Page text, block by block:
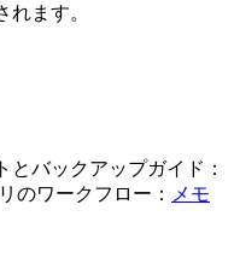
ます。
バックアップガイド：
のワークフロー：
メモ